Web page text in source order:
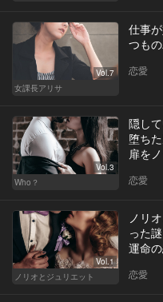
Vol.7
女課長アリサ
仕事
つも
恋愛
Vol.3
Who？
隠し
堕ち
扉を
恋愛
Vol.1
ノリオとジュリエット
ノリ
った
運命
恋愛